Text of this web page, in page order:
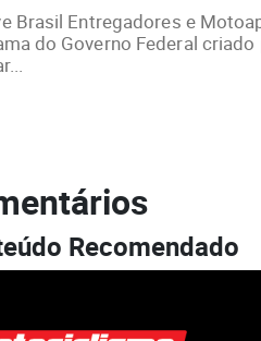
Brasil Entregadores e
do Governo Federal criado
Recomendado